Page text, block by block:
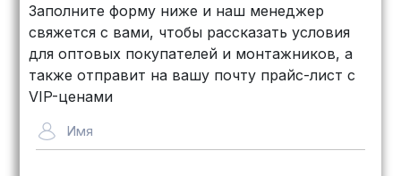
объемных заказов. Сроки — от 3
дней, стоимость — от500 рублей
Байкал Сервис: Идеально подходит
для крупногабаритных товаров.
рассчитывается индивидуально
Заполните форму ниже и наш менеджер
свяжется с вами, чтобы рассказать условия
для оптовых покупателей и монтажников, а
также отправит на вашу почту прайс-лист с
VIP-ценами
Имя